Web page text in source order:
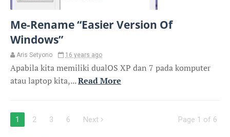
Me-Rename “Easier Version Of
Windows”
Aris Setyono 16 years ago
Apabila kita memiliki dualOS XP dan 7 pada komputer
atau laptop kita,...Read More
Page 1 of 6
1 2 3 6 Next